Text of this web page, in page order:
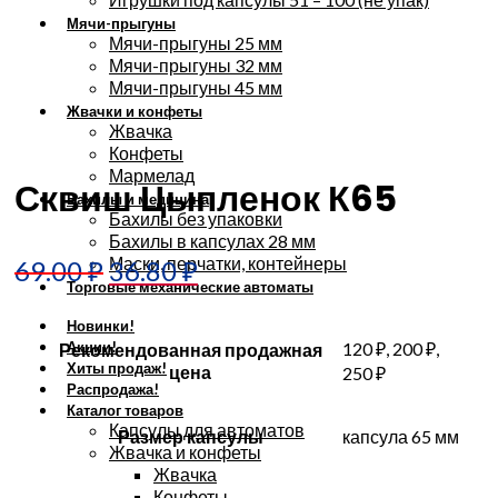
Мячи-прыгуны
Мячи-прыгуны 25 мм
Мячи-прыгуны 32 мм
Мячи-прыгуны 45 мм
Жвачки и конфеты
Жвачка
Конфеты
Мармелад
Бахилы и медицина
Бахилы без упаковки
Бахилы в капсулах 28 мм
Маски, перчатки, контейнеры
Торговые механические автоматы
Новинки!
Акции!
Хиты продаж!
Распродажа!
Каталог товаров
Капсулы для автоматов
Жвачка и конфеты
Жвачка
Увеличить
Сквиш Цыпленок К65
69.00₽36.80₽
Рекомендованная продажная
цена
120 ₽, 200 ₽,
250 ₽
Размер капсулы капсула 65 мм